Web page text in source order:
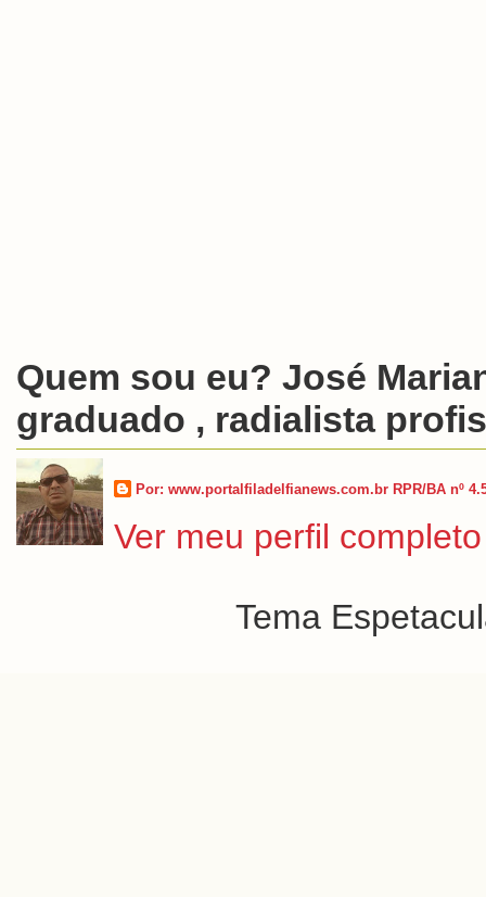
Quem sou eu? José
graduado , radialista
Por: www.portalfiladelfianews.com.br RPR/BA nº
Ver meu perfil completo
Tema